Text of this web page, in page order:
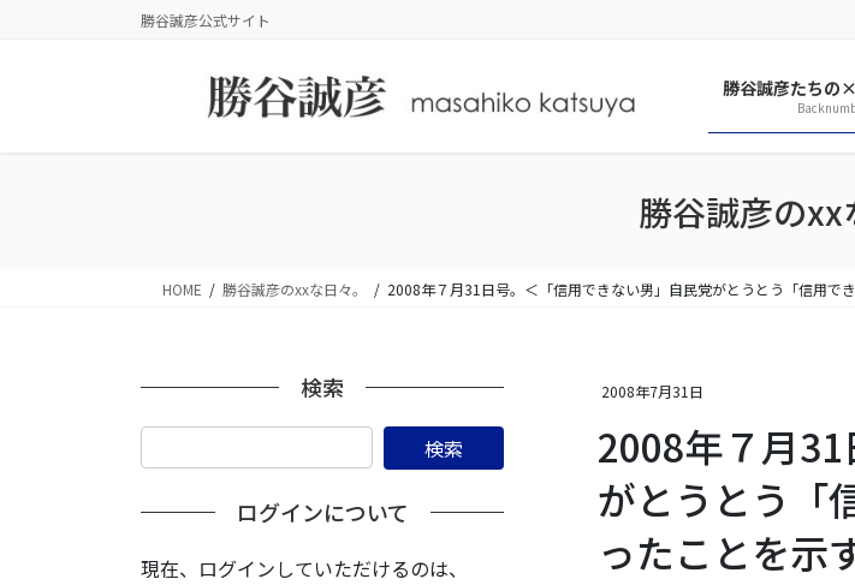
勝谷誠彦公式サイト
勝谷誠彦たちの
勝谷誠彦のxx
HOME 勝谷誠彦のxxな日々。 2008年７月31日号。＜「信用できない男」自民党がとうとう「信用で
2008年7月31日
2008年７月
がとうとう「
ったことを示
検索
ログインについて
現在、ログインしていただけるのは、